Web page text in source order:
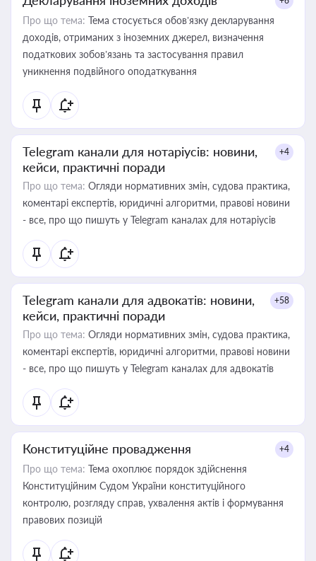
Про що тема: Тема стосується обов’язку декларування
доходів, отриманих з іноземних джерел, визначення
податкових зобов’язань та застосування правил
уникнення подвійного оподаткування
Telegram канали для нотаріусів: новини,
кейси, практичні поради
+4
Про що тема: Огляди нормативних змін, судова практика,
коментарі експертів, юридичні алгоритми, правові новини
- все, про що пишуть у Telegram каналах для нотаріусів
Telegram канали для адвокатів: новини,
кейси, практичні поради
+58
Про що тема: Огляди нормативних змін, судова практика,
коментарі експертів, юридичні алгоритми, правові новини
- все, про що пишуть у Telegram каналах для адвокатів
Конституційне провадження +4
Про що тема: Тема охоплює порядок здійснення
Конституційним Судом України конституційного
контролю, розгляду справ, ухвалення актів і формування
правових позицій